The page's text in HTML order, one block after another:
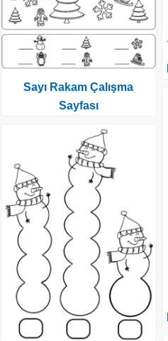
Sayı Rakam Çalışma
Sayfası